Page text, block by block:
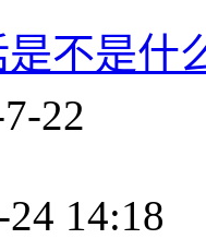
不是什
22
24 14:18